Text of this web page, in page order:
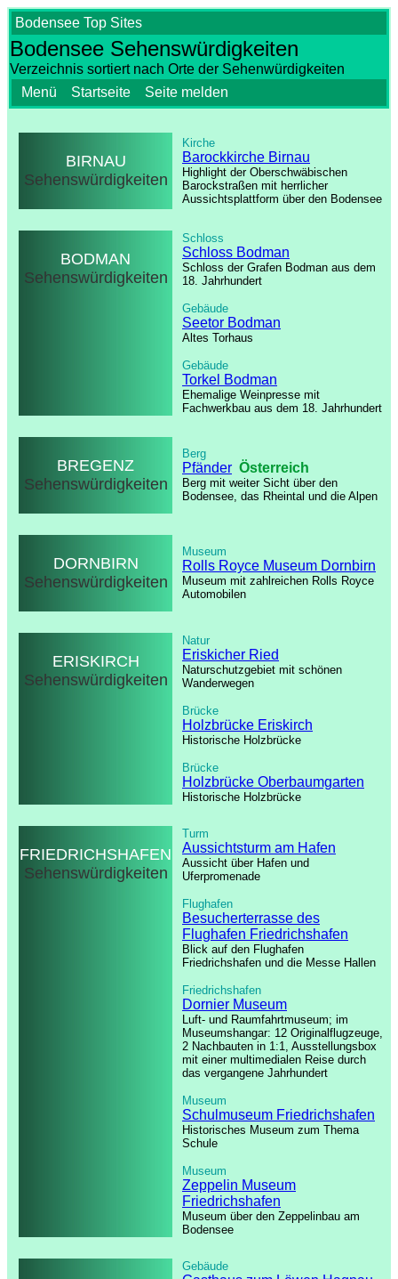
Bodensee Top Sites
Bodensee Sehenswürdigkeiten
Verzeichnis sortiert nach Orte der Sehenwürdigkeiten
Menü
Startseite Seite melden
BIRNAU
Sehenswürdigkeiten
Kirche
Barockkirche Birnau
Highlight der Oberschwäbischen
Barockstraßen mit herrlicher
Aussichtsplattform über den Bodensee
BODMAN
Sehenswürdigkeiten
Schloss
Schloss Bodman
Schloss der Grafen Bodman aus dem
18. Jahrhundert
Gebäude
Seetor Bodman
Altes Torhaus
Gebäude
Torkel Bodman
Ehemalige Weinpresse mit
Fachwerkbau aus dem 18. Jahrhundert
BREGENZ
Sehenswürdigkeiten
Berg
Pfänder Österreich
Berg mit weiter Sicht über den
Bodensee, das Rheintal und die Alpen
DORNBIRN
Sehenswürdigkeiten
Museum
Rolls Royce Museum Dornbirn
Museum mit zahlreichen Rolls Royce
Automobilen
ERISKIRCH
Sehenswürdigkeiten
Natur
Eriskicher Ried
Naturschutzgebiet mit schönen
Wanderwegen
Brücke
Holzbrücke Eriskirch
Historische Holzbrücke
Brücke
Holzbrücke Oberbaumgarten
Historische Holzbrücke
FRIEDRICHSHAFEN
Sehenswürdigkeiten
Turm
Aussichtsturm am Hafen
Aussicht über Hafen und
Uferpromenade
Flughafen
Besucherterrasse des
Flughafen Friedrichshafen
Blick auf den Flughafen
Friedrichshafen und die Messe Hallen
Friedrichshafen
Dornier Museum
Luft- und Raumfahrtmuseum; im
Museumshangar: 12 Originalflugzeuge,
2 Nachbauten in 1:1, Ausstellungsbox
mit einer multimedialen Reise durch
das vergangene Jahrhundert
Museum
Schulmuseum Friedrichshafen
Historisches Museum zum Thema
Schule
Museum
Zeppelin Museum
Friedrichshafen
Museum über den Zeppelinbau am
Bodensee
Gebäude